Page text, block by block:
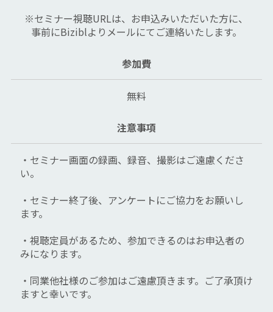
※セミナー視聴URLは、お申込みいただいた方に、
事前にBiziblよりメールにてご連絡いたします。
参加費
無料
注意事項
・セミナー画面の録画、録音、撮影はご遠慮くださ
い。
・セミナー終了後、アンケートにご協力をお願いし
ます。
・視聴定員があるため、参加できるのはお申込者の
みになります。
・同業他社様のご参加はご遠慮頂きます。ご了承頂け
ますと幸いです。